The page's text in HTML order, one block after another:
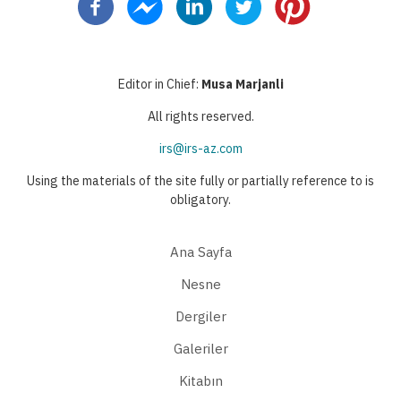
kullanılan
Editor in Chief: Musa Marjanli
All rights reserved.
irs@irs-az.com
Using the materials of the site fully or partially reference to is
obligatory.
Ana Sayfa
Nesne
Dergiler
Galeriler
Kitabın